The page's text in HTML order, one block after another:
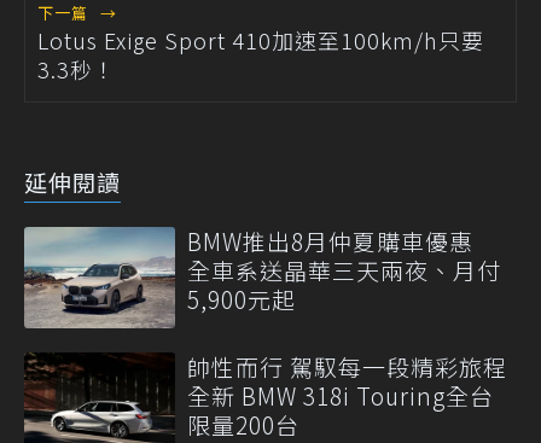
下一篇 →
Lotus Exige Sport 410加速至100km/h只要
3.3秒！
延伸閱讀
BMW推出8月仲夏購車優惠
全車系送晶華三天兩夜、月付
5,900元起
帥性而行 駕馭每一段精彩旅程
全新 BMW 318i Touring全台
限量200台